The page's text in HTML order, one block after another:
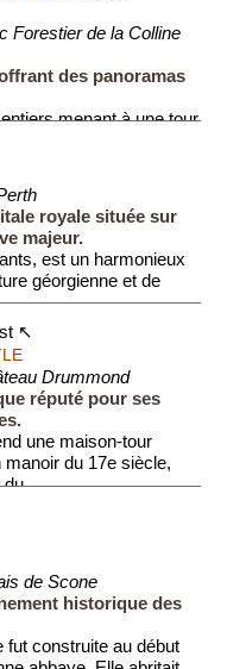
Forestier de la Colline
des panoramas
menant à une tour
Il offre une vue
royale située sur
majeur.
est un harmonieux
géorgienne et de
↖
Drummond
réputé pour ses
une maison-tour
du 17e siècle,
du...
de Scone
historique des
fut construite au début